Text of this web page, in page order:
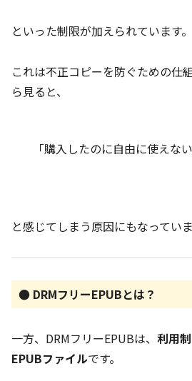
といった制限が加えられています。
これは不正コピーを防ぐための仕
ら見ると、
「購入したのに自由に使えない
と感じてしまう原因にもなっていま
● DRMフリーEPUBとは？
一方、DRMフリーEPUBは、 利用
EPUBファイルです。